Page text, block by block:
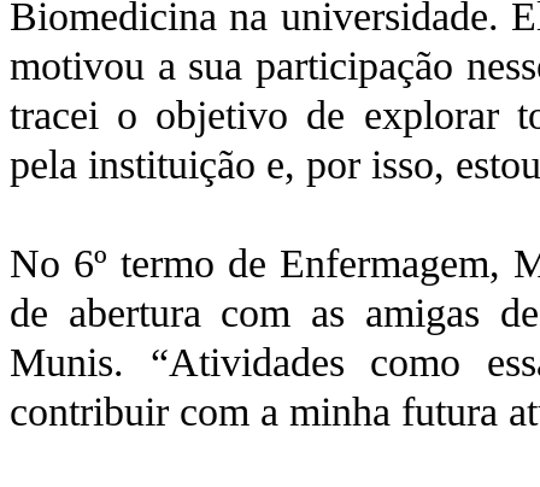
Biomedicina na universidade.
motivou a sua participação
tracei o objetivo de explorar
pela instituição e, por isso,
No 6º termo de Enfermagem,
de abertura com as amigas
Munis. “Atividades como
contribuir com a minha futura